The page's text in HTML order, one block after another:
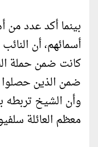
بينما أكد عدد من
أسمائهم، أن
كانت ضمن حملة
ضمن الذين حصلوا
وأن الشيخ تربطه
معظم العائلة